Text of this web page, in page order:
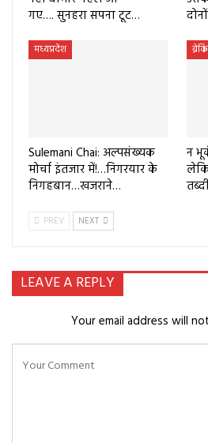
गए…. सुनहरा सपना टूट…
मध्यप्रदेश
Sulemani Chai: अल्पसंख्यक
मोर्चा इंतजार में!…निगरयार के
निगहबान…खजराने…
न
PREV NEXT
LEAVE A REPLY
Your email address will